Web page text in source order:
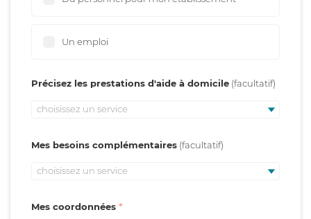
Un emploi
Précisez les prestations d'aide à domicile
choisissez un service
Mes besoins complémentaires
choisissez un service
Mes coordonnées